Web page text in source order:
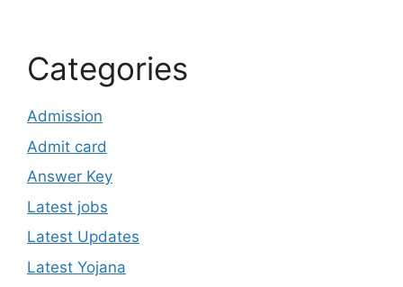
Categories
Admission
Admit card
Answer Key
Latest jobs
Latest Updates
Latest Yojana